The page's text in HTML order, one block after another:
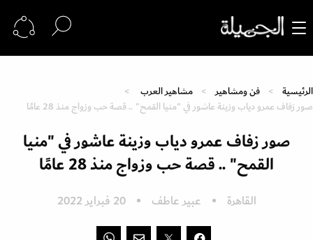
الرئيسية فن ومشاهير
مشاهير العرب
صور زفاف عمرو دياب وزينة عاشور في "منيا القمح" .. قصة حب وزواج منذ 28 عامًا
صور زفاف عمرو دياب وزينة عاشور في "منيا
القمح" .. قصة حب وزواج منذ 28 عامًا
القاهرة عبير عاطف 20 فبراير 2022